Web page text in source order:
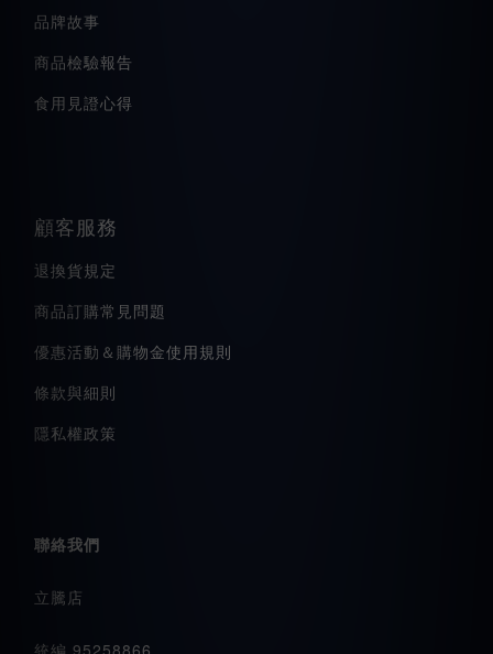
品牌故事
商品檢驗報告
食用見證心得
顧客服務
退換貨規定
商品訂購常見問題
優惠活動＆購物金使用規則
條款與細則
隱私權政策
聯絡我們
立騰店
統編 95258866